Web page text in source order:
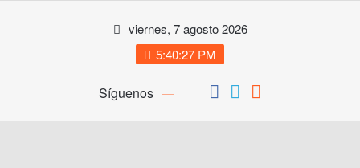
viernes, 7 agosto 2026
5:40:28 PM
Síguenos